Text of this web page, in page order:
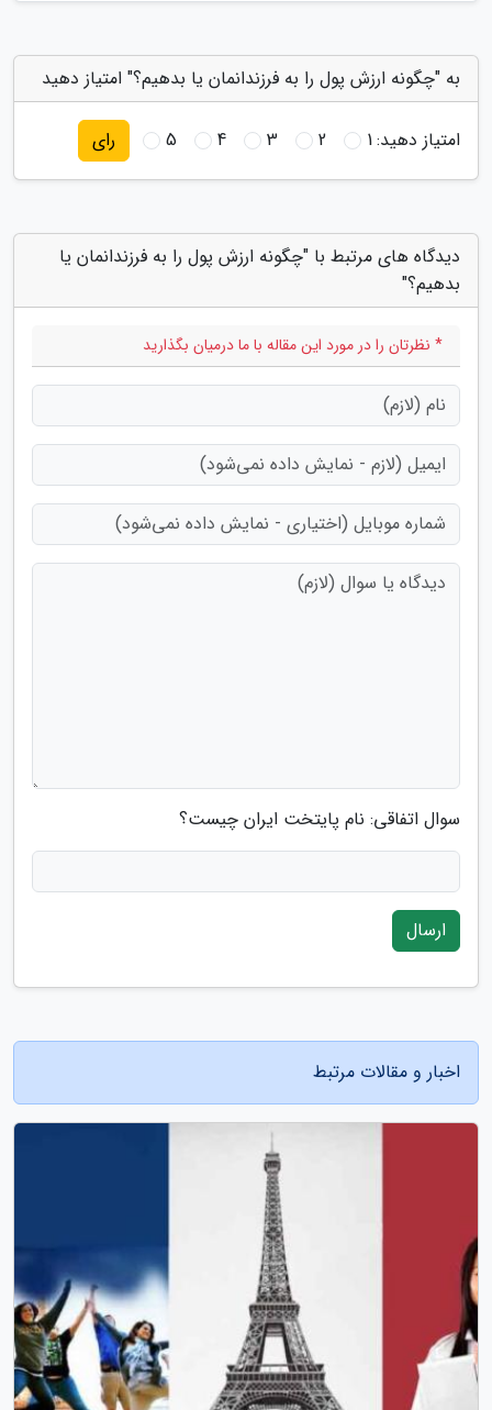
به "چگونه ارزش پول را به فرزندانمان یا بدهیم؟" امتیاز دهید
امتیاز دهید:1
2
3
4
5 رای
دیدگاه های مرتبط با "چگونه ارزش پول را به فرزندانمان یا
بدهیم؟"
* نظرتان را در مورد این مقاله با ما درمیان بگذارید
سوال اتفاقی: نام پایتخت ایران چیست؟
ارسال
اخبار و مقالات مرتبط